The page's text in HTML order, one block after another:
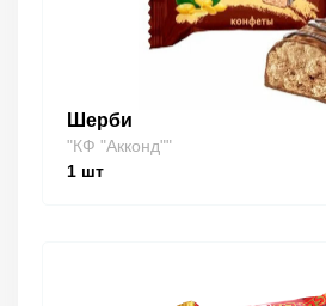
Шерби
"КФ "Акконд""
1 шт